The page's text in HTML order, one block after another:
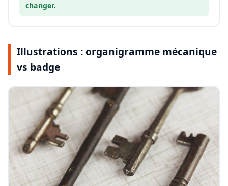
changer.
Illustrations : organigramme mécanique
vs badge